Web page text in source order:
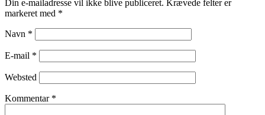
Din e-mailadresse vil ikke blive publiceret. Krævede felter er
markeret med *
Navn *
E-mail *
Websted
Kommentar *